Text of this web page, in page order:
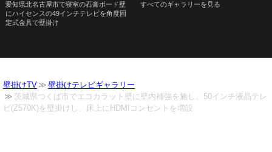
愛知県北名古屋市で寝室の石膏ボード壁
にハイセンスの49インチテレビを角度固
定式金具で壁掛け
すべてのギャラリーを見る
壁掛けTV
壁掛けテレビギャラリー
茨城県つくば市でエコカラット壁に壁内補強を施し、50インチ液晶テレ
ビ(Z570K)を壁掛けし、床上にHDMIコンセントを増設